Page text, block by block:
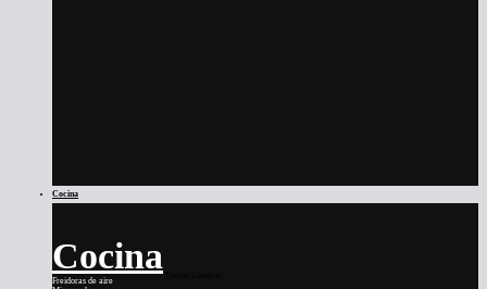
Cocina
Cocina
Freidoras de aire